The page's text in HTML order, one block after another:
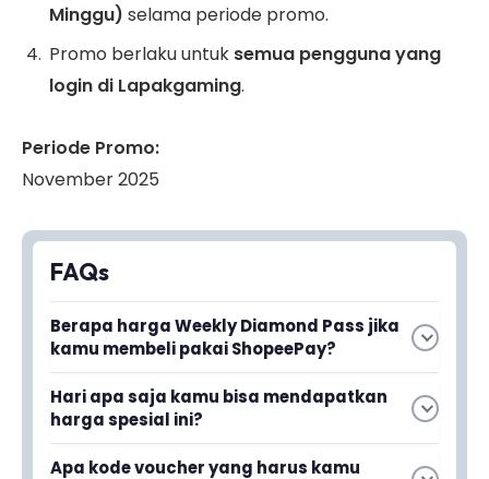
Minggu) selama periode promo.
Promo berlaku untuk semua pengguna yang
login di Lapakgaming.
Periode Promo:
November 2025
FAQs
Berapa harga Weekly Diamond Pass jika
kamu membeli pakai ShopeePay?
Harga Weekly Diamond Pass hanya Rp10.000
ketika kamu membeli menggunakan
ShopeePay di Lapakgaming selama promo
berlangsung.
Hari apa saja kamu bisa mendapatkan
harga spesial ini?
Kamu bisa mendapatkan harga spesial setiap
Apa kode voucher yang harus kamu